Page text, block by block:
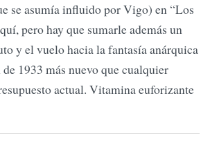
se asumía influido por Vigo) en “Los
pero hay que sumarle además un
y el vuelo hacia la fantasía anárquica
1933 más nuevo que cualquier
actual. Vitamina euforizante